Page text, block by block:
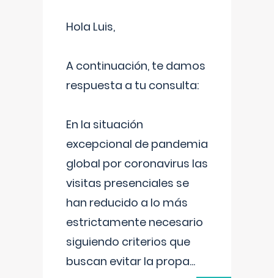
Hola Luis,
A continuación, te damos
respuesta a tu consulta:
En la situación
excepcional de pandemia
global por coronavirus las
visitas presenciales se
han reducido a lo más
estrictamente necesario
siguiendo criterios que
buscan evitar la propa...